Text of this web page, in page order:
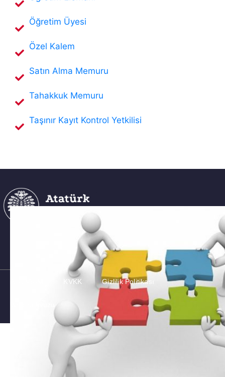
Öğretim Üyesi
Özel Kalem
Satın Alma Memuru
Tahakkuk Memuru
Taşınır Kayıt Kontrol Yetkilisi
KVKK Gizlilik Politikası
Telif Hakkı © Atatürk Üniversitesi Tüm hakları Saklıdır